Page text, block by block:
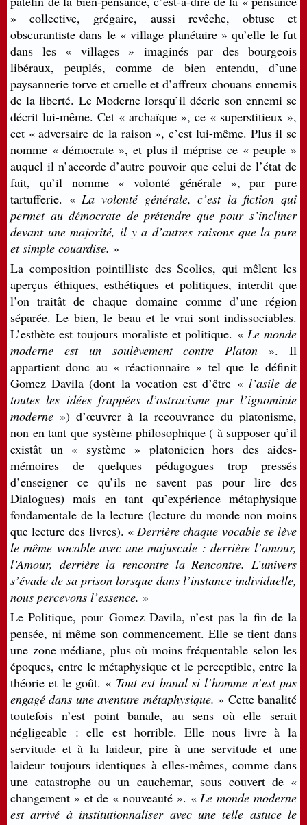
» collective, grégaire, aussi revêche, obtuse et
obscurantiste dans le « village planétaire » qu’elle le fut
dans les « villages » imaginés par des bourgeois
libéraux, peuplés, comme de bien entendu, d’une
paysannerie torve et cruelle et d’affreux chouans ennemis
de la liberté. Le Moderne lorsqu’il décrie son ennemi se
décrit lui-même. Cet « archaïque », ce « superstitieux »,
cet « adversaire de la raison », c’est lui-même. Plus il se
nomme « démocrate », et plus il méprise ce « peuple »
auquel il n’accorde d’autre pouvoir que celui de l’état de
fait, qu’il nomme « volonté générale », par pure
tartufferie. «La volonté générale, c’est la fiction qui
permet au démocrate de prétendre que pour s’incliner
devant une majorité, il y a d’autres raisons que la pure
et simple couardise. »
La composition pointilliste des Scolies, qui mêlent les
aperçus éthiques, esthétiques et politiques, interdit que
l’on traitât de chaque domaine comme d’une région
séparée. Le bien, le beau et le vrai sont indissociables.
L’esthète est toujours moraliste et politique. « Le monde
moderne est un soulèvement contre Platon ». Il
appartient donc au « réactionnaire » tel que le définit
Gomez Davila (dont la vocation est d’être « l’asile de
toutes les idées frappées d’ostracisme par l’ignominie
moderne ») d’œuvrer à la recouvrance du platonisme,
non en tant que système philosophique ( à supposer qu’il
existât un « système » platonicien hors des aides-
mémoires de quelques pédagogues trop pressés
d’enseigner ce qu’ils ne savent pas pour lire des
Dialogues) mais en tant qu’expérience métaphysique
fondamentale de la lecture (lecture du monde non moins
que lecture des livres). «Derrière chaque vocable se lève
le même vocable avec une majuscule : derrière l’amour,
l’Amour, derrière la rencontre la Rencontre. L’univers
s’évade de sa prison lorsque dans l’instance individuelle,
nous percevons l’essence. »
Le Politique, pour Gomez Davila, n’est pas la fin de la
pensée, ni même son commencement. Elle se tient dans
une zone médiane, plus où moins fréquentable selon les
époques, entre le métaphysique et le perceptible, entre la
théorie et le goût. « Tout est banal si l’homme n’est pas
engagé dans une aventure métaphysique. » Cette banalité
toutefois n’est point banale, au sens où elle serait
négligeable : elle est horrible. Elle nous livre à la
servitude et à la laideur, pire à une servitude et une
laideur toujours identiques à elles-mêmes, comme dans
une catastrophe ou un cauchemar, sous couvert de «
changement » et de « nouveauté ». «Le monde moderne
est arrivé à institutionnaliser avec une telle astuce le